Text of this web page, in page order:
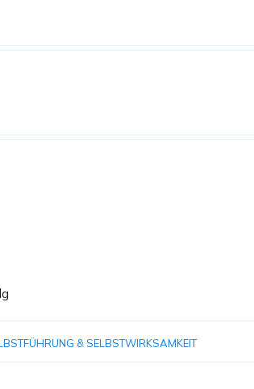
& SELBSTWIRKSAMKEIT